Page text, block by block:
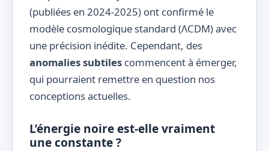
(publiées en 2024-2025) ont confirmé le
modèle cosmologique standard (ΛCDM) avec
une précision inédite. Cependant, des
anomalies subtiles commencent à émerger,
qui pourraient remettre en question nos
conceptions actuelles.
L’énergie noire est-elle vraiment
une constante ?